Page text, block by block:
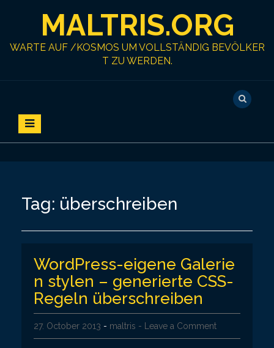
MALTRIS.ORG
WARTE AUF /KOSMOS UM VOLLSTÄNDIG BEVÖLKER
T ZU WERDEN.
Tag: überschreiben
WordPress-eigene Galerie
n stylen – generierte CSS-
Regeln überschreiben
27. October 2013 - maltris - Leave a Comment